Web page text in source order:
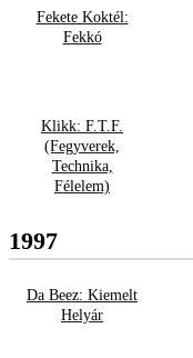
Fekete Koktél:
Fekkó
Klikk: F.T.F.
(Fegyverek,
Technika,
Félelem)
1997
Da Beez: Kiemelt
Helyár